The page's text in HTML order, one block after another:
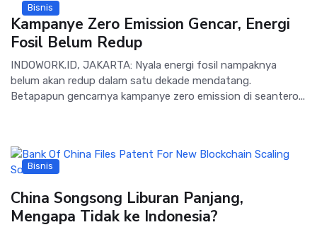
Bisnis
Kampanye Zero Emission Gencar, Energi
Fosil Belum Redup
INDOWORK.ID, JAKARTA: Nyala energi fosil nampaknya
belum akan redup dalam satu dekade mendatang.
Betapapun gencarnya kampanye zero emission di seantero...
Bisnis
China Songsong Liburan Panjang,
Mengapa Tidak ke Indonesia?